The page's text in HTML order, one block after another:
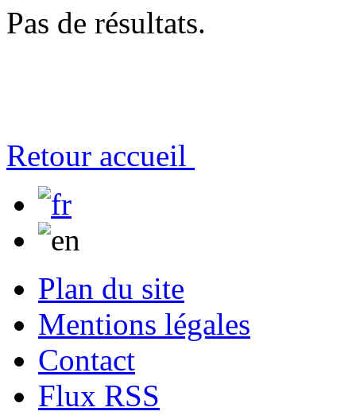
Pas de résultats.
Retour accueil
Plan du site
Mentions légales
Contact
Flux RSS